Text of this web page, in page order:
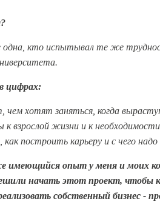
одна, кто испытывал те же
.
цифрах:
чем хотят заняться, когда
к взрослой жизни и к
построить карьеру и с чего
имеющийся опыт у меня и моих
начать этот проект, чтобы
собственный бизнес -